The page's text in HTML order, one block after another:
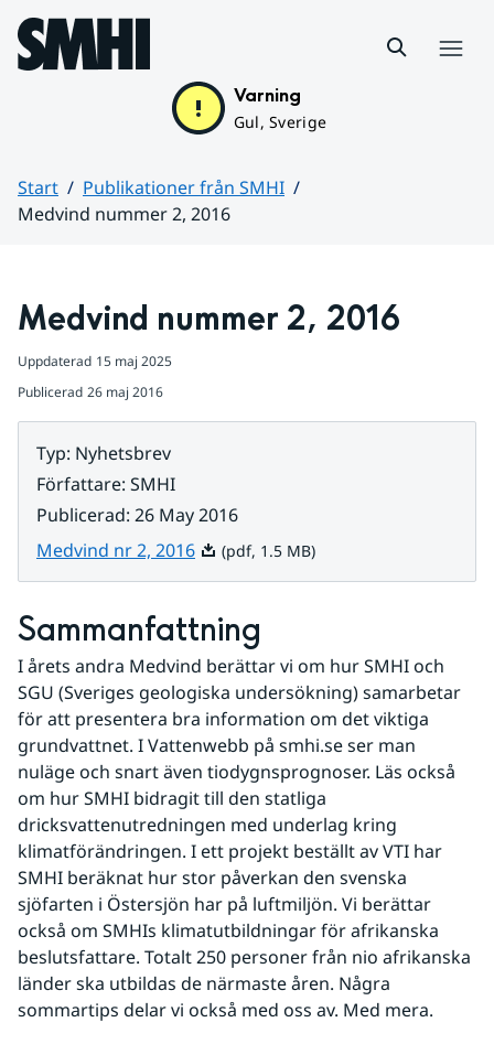
Hoppa till sidans innehåll
Varning
Gul, Sverige
Start
Publikationer från SMHI
Medvind nummer 2, 2016
Medvind nummer 2, 2016
Uppdaterad 15 maj 2025
Publicerad 26 maj 2016
Typ: Nyhetsbrev
Författare: SMHI
Publicerad: 26 May 2016
Medvind nr 2, 2016Pdf, 1.5 MB.
(pdf, 1.5 MB)
Sammanfattning
I årets andra Medvind berättar vi om hur SMHI och
SGU (Sveriges geologiska undersökning) samarbetar
för att presentera bra information om det viktiga
grundvattnet. I Vattenwebb på smhi.se ser man
nuläge och snart även tiodygnsprognoser. Läs också
om hur SMHI bidragit till den statliga
dricksvattenutredningen med underlag kring
klimatförändringen. I ett projekt beställt av VTI har
SMHI beräknat hur stor påverkan den svenska
sjöfarten i Östersjön har på luftmiljön. Vi berättar
också om SMHIs klimatutbildningar för afrikanska
beslutsfattare. Totalt 250 personer från nio afrikanska
länder ska utbildas de närmaste åren. Några
sommartips delar vi också med oss av. Med mera.